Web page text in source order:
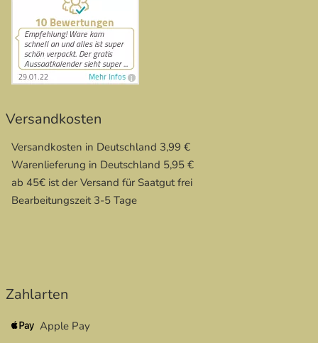
Versandkosten
Versandkosten in Deutschland 3,99 €
Warenlieferung in Deutschland 5,95 €
ab 45€ ist der Versand für Saatgut frei
Bearbeitungszeit 3-5 Tage
Zahlarten
Apple Pay